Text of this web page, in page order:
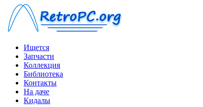
Ищется
Запчасти
Коллекция
Библиотека
Контакты
На даче
Кидалы